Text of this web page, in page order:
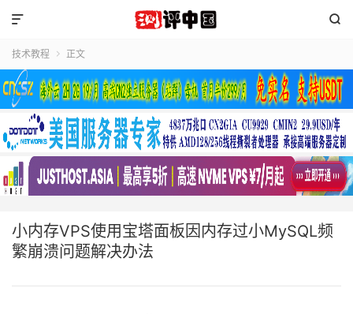


技术教程  正文
小内存VPS使用宝塔面板因内存过小MySQL频
繁崩溃问题解决办法